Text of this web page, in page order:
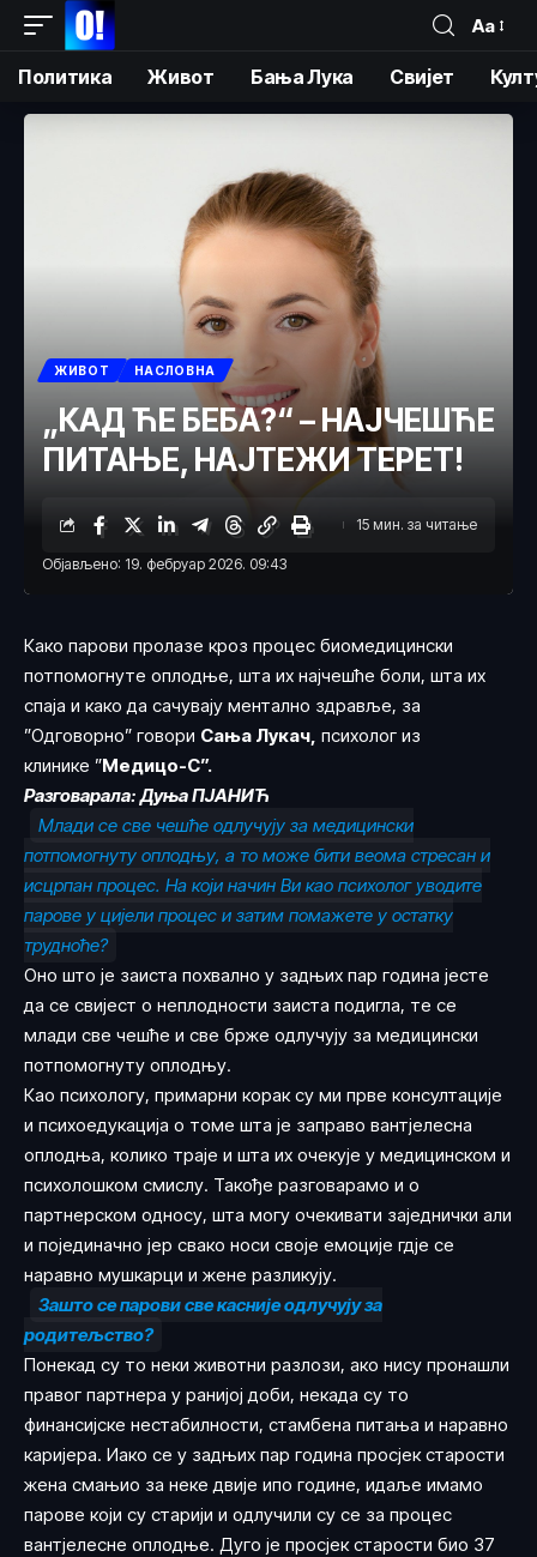
Аа
Политика Живот Бања Лука Свијет
ЖИВОТ НАСЛОВНА
„КАД ЋЕ БЕБА?“ – НАЈЧЕШЋЕ
ПИТАЊЕ, НАЈТЕЖИ ТЕРЕТ!
Објављено: 19. фебруар 2026. 09:43
15 мин. за читање
Како парови пролазе кроз процес биомедицински
потпомогнуте оплодње, шта их најчешће боли, шта их
спаја и како да сачувају ментално здравље, за
”Одговорно” говори Сања Лукач, психолог из
клинике ”Медицо-С”.
Разговарала: Дуња ПЈАНИЋ
Млади се све чешће одлучују за медицински
потпомогнуту оплодњу, а то може бити веома стресан и
исцрпан процес. На који начин Ви као психолог уводите
парове у цијели процес и затим помажете у остатку
трудноће?
Оно што је заиста похвално у задњих пар година јесте
да се свијест о неплодности заиста подигла, те се
млади све чешће и све брже одлучују за медицински
потпомогнуту оплодњу.
Као психологу, примарни корак су ми прве консултације
и психоедукација о томе шта је заправо вантјелесна
оплодња, колико траје и шта их очекује у медицинском и
психолошком смислу. Такође разговарамо и о
партнерском односу, шта могу очекивати заједнички али
и појединачно јер свако носи своје емоције гдје се
наравно мушкарци и жене разликују.
Зашто се парови све касније одлучују за
родитељство?
Понекад су то неки животни разлози, ако нису пронашли
правог партнера у ранијој доби, некада су то
финансијске нестабилности, стамбена питања и наравно
каријера. Иако се у задњих пар година просјек старости
жена смањио за неке двије ипо године, идаље имамо
парове који су старији и одлучили су се за процес
вантјелесне оплодње. Дуго је просјек старости био 37